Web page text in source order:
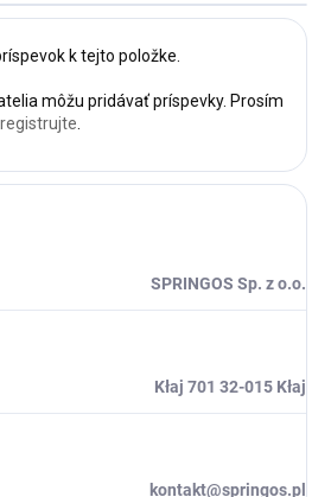
k tejto položke.
môžu pridávať príspevky. Prosím
SPRINGOS Sp. z o.o.
Kłaj 701 32-015 Kłaj
kontakt@springos.pl